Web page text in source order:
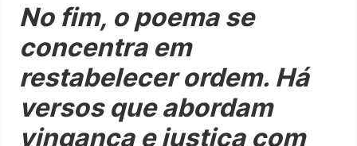
No fim, o poema se
concentra em
restabelecer ordem. Há
versos que abordam
vingança e justiça com